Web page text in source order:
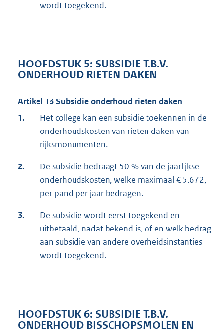
wordt toegekend.
HOOFDSTUK 5: SUBSIDIE T.B.V.
ONDERHOUD RIETEN DAKEN
Artikel 13 Subsidie onderhoud rieten daken
1.
Het college kan een subsidie toekennen in de
onderhoudskosten van rieten daken van
rijksmonumenten.
2.
De subsidie bedraagt 50 % van de jaarlijkse
onderhoudskosten, welke maximaal € 5.672,-
per pand per jaar bedragen.
3.
De subsidie wordt eerst toegekend en
uitbetaald, nadat bekend is, of en welk bedrag
aan subsidie van andere overheidsinstanties
wordt toegekend.
HOOFDSTUK 6: SUBSIDIE T.B.V.
ONDERHOUD BISSCHOPSMOLEN EN